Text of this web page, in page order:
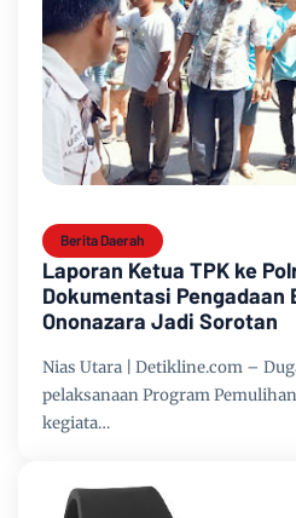
Berita Daerah
Laporan Ketua TPK ke
Dokumentasi Pengadaan
Ononazara Jadi Sorotan
Nias Utara | Detikline.com –
pelaksanaan Program
kegiata…